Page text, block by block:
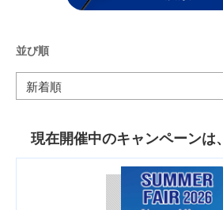
並び順
現在開催中のキャンペーンは、